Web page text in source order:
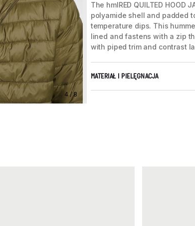
4 / 8
The hmlRED QUILTED HOOD
polyamide shell and padded
temperature dips. This
lined and fastens with a zip
with piped trim and contrast
MATERIAŁ I PIELĘGNACJA